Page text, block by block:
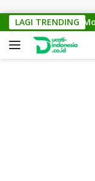
LAGI TRENDING
KTM Cross 150: